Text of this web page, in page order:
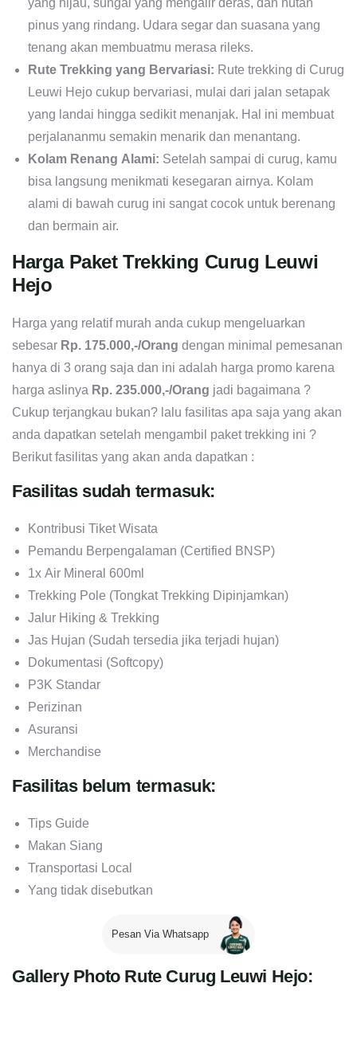
yang hijau, sungai yang mengalir deras, dan hutan
pinus yang rindang. Udara segar dan suasana yang
tenang akan membuatmu merasa rileks.
Rute Trekking yang Bervariasi: Rute trekking di Curug
Leuwi Hejo cukup bervariasi, mulai dari jalan setapak
yang landai hingga sedikit menanjak. Hal ini membuat
perjalananmu semakin menarik dan menantang.
Kolam Renang Alami: Setelah sampai di curug, kamu
bisa langsung menikmati kesegaran airnya. Kolam
alami di bawah curug ini sangat cocok untuk berenang
dan bermain air.
Harga Paket Trekking Curug Leuwi
Hejo
Harga yang relatif murah anda cukup mengeluarkan
sebesar Rp. 175.000,-/Orang dengan minimal pemesanan
hanya di 3 orang saja dan ini adalah harga promo karena
harga aslinya Rp. 235.000,-/Orang jadi bagaimana ?
Cukup terjangkau bukan? lalu fasilitas apa saja yang akan
anda dapatkan setelah mengambil paket trekking ini ?
Berikut fasilitas yang akan anda dapatkan :
Fasilitas sudah termasuk:
Kontribusi Tiket Wisata
Pemandu Berpengalaman (Certified BNSP)
1x Air Mineral 600ml
Trekking Pole (Tongkat Trekking Dipinjamkan)
Jalur Hiking & Trekking
Jas Hujan (Sudah tersedia jika terjadi hujan)
Dokumentasi (Softcopy)
P3K Standar
Perizinan
Asuransi
Merchandise
Fasilitas belum termasuk:
Tips Guide
Makan Siang
Transportasi Local
Yang tidak disebutkan
Pesan Via Whatsapp
Gallery Photo Rute Curug Leuwi Hejo: